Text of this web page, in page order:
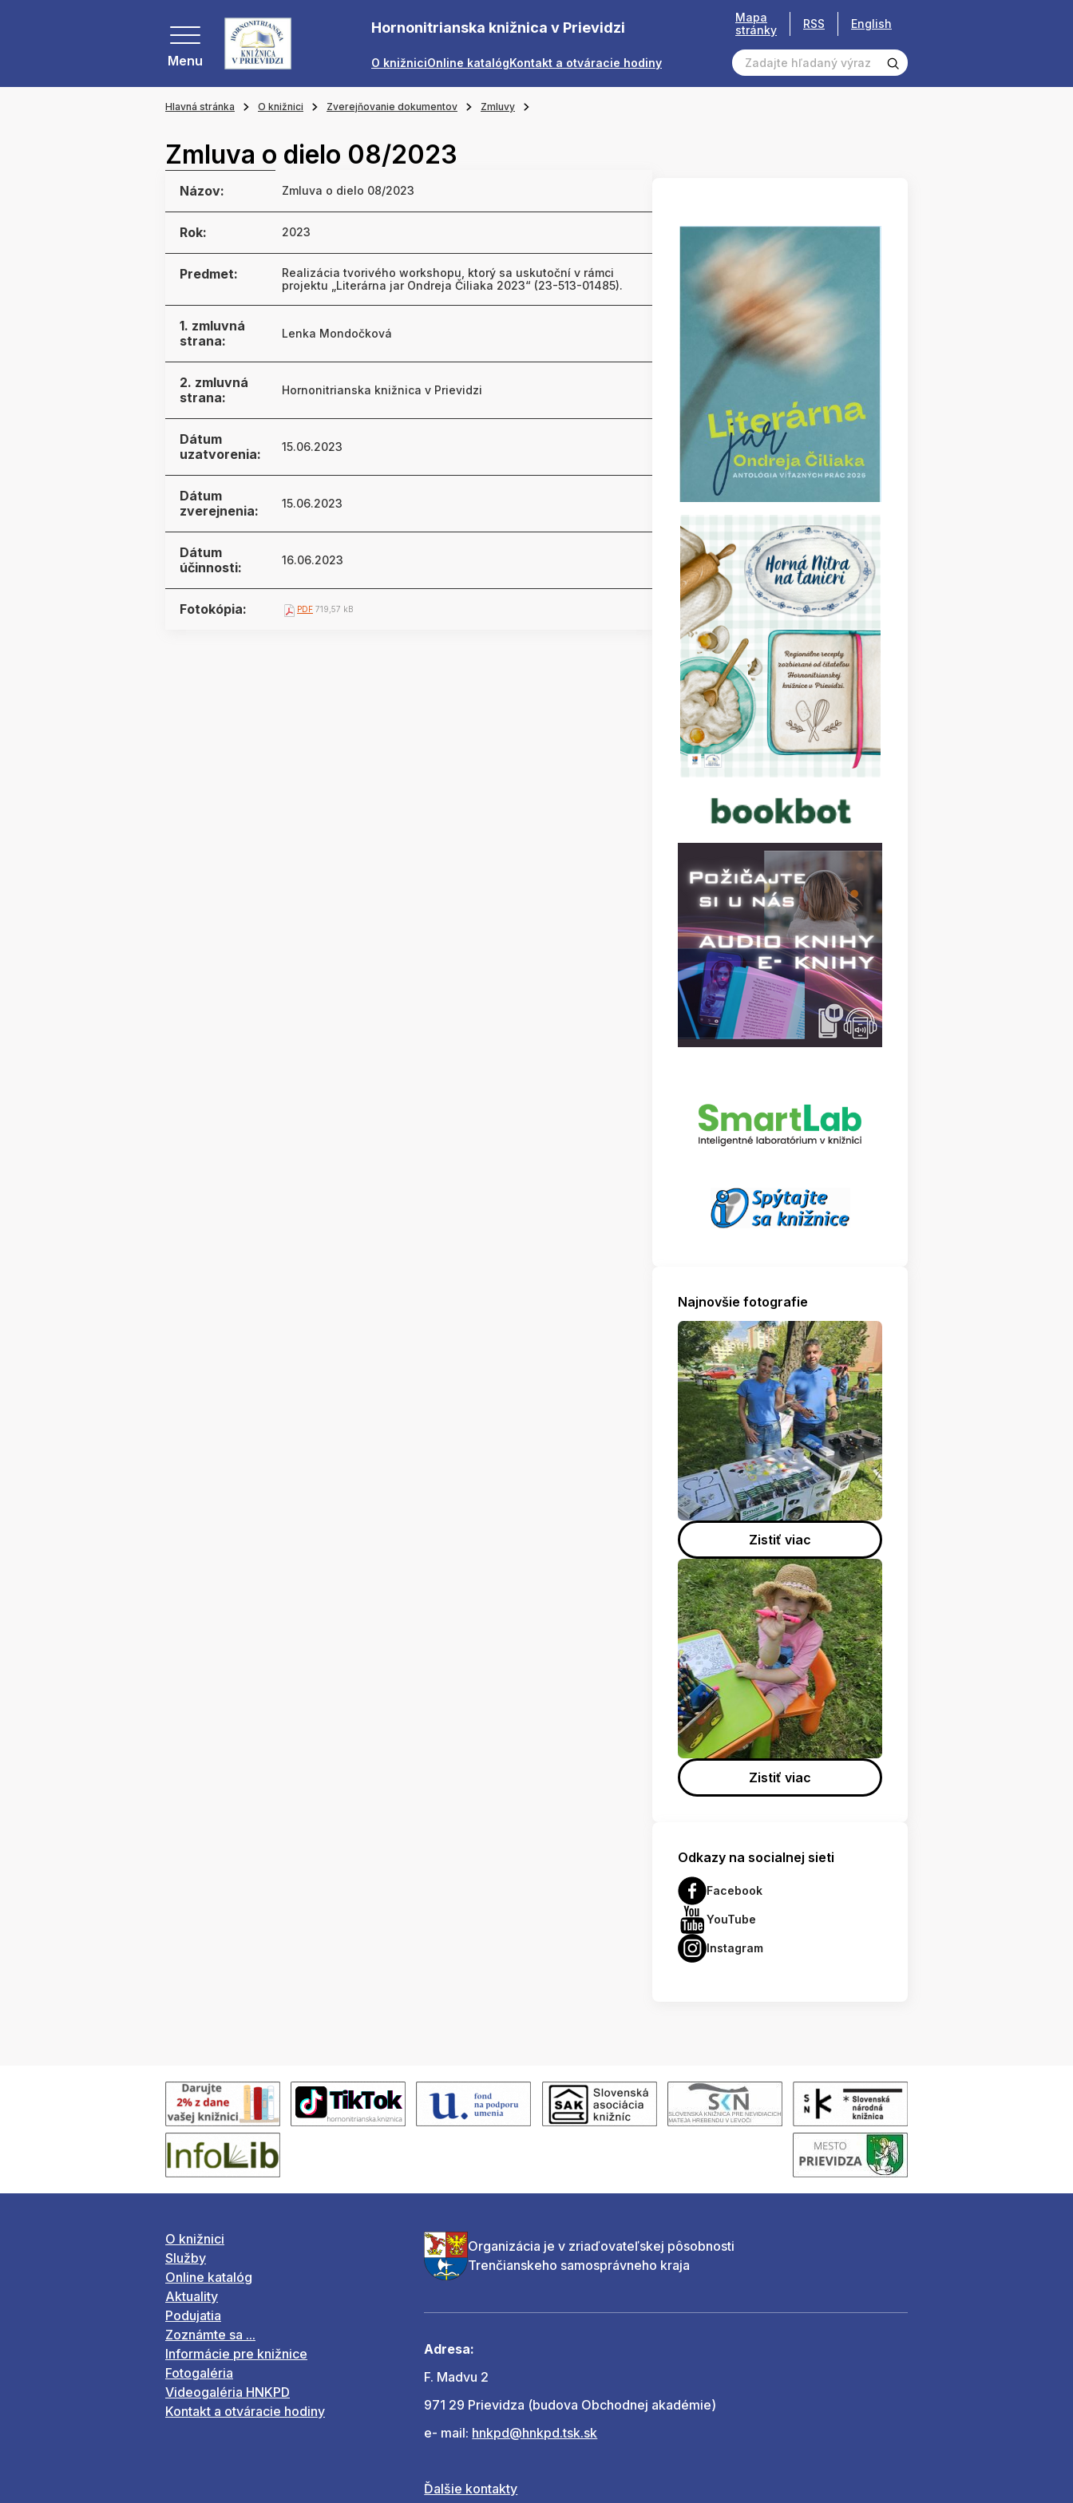
Menu
Hornonitrianska knižnica v Prievidzi
O knižniciOnline katalógKontakt a otváracie hodiny
Mapa
stránky
RSS English
Hlavná stránka O knižnici Zverejňovanie dokumentov Zmluvy
Zmluva o dielo 08/2023
Názov: Zmluva o dielo 08/2023
Rok: 2023
Predmet:
Realizácia tvorivého workshopu, ktorý sa uskutoční v rámci
projektu „Literárna jar Ondreja Čiliaka 2023“ (23-513-01485).
1. zmluvná
strana:
Lenka Mondočková
2. zmluvná
strana:
Hornonitrianska knižnica v Prievidzi
Dátum
uzatvorenia:
15.06.2023
Dátum
zverejnenia:
15.06.2023
Dátum
účinnosti:
16.06.2023
Fotokópia: PDF 719,57 kB
Najnovšie fotografie
Zistiť viac
Zistiť viac
Odkazy na socialnej sieti
Facebook
YouTube
Instagram
O knižnici
Služby
Online katalóg
Aktuality
Podujatia
Zoznámte sa ...
Informácie pre knižnice
Fotogaléria
Videogaléria HNKPD
Kontakt a otváracie hodiny
Organizácia je v zriaďovateľskej pôsobnosti
Trenčianskeho samosprávneho kraja
Adresa:
F. Madvu 2
971 29 Prievidza (budova Obchodnej akadémie)
e- mail: hnkpd@hnkpd.tsk.sk
Ďalšie kontakty